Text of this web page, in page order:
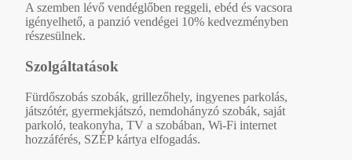
A szemben lévő vendéglőben reggeli, ebéd és vacsora
igényelhető, a panzió vendégei 10% kedvezményben
részesülnek.
Szolgáltatások
Fürdőszobás szobák, grillezőhely, ingyenes parkolás,
játszótér, gyermekjátszó, nemdohányzó szobák, saját
parkoló, teakonyha, TV a szobában, Wi-Fi internet
hozzáférés, SZÉP kártya elfogadás.